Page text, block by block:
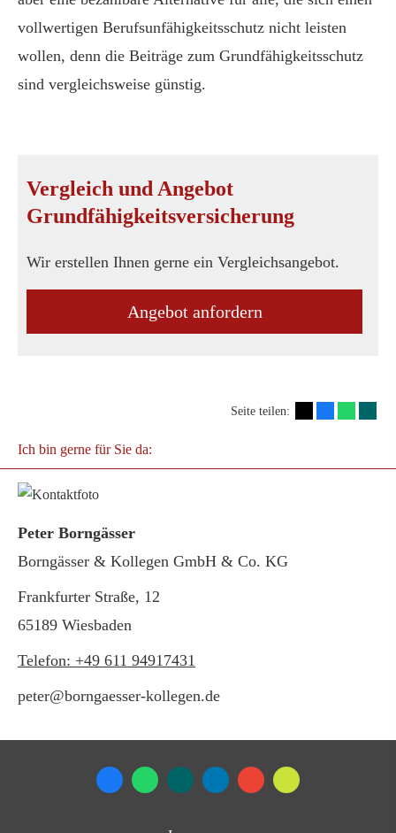
vollwertigen Berufs­unfähig­keitsschutz nicht leisten
wollen, denn die Beiträge zum Grundfähigkeitsschutz
sind vergleichsweise günstig.
Vergleich und Angebot
Grundfähigkeitsversicherung
Wir erstellen Ihnen gerne ein Vergleichsangebot.
An­ge­bot an­for­dern
Seite teilen:
Ich bin gerne für Sie da:
Peter Borngässer
Borngässer & Kollegen GmbH & Co. KG
Frankfurter Straße, 12
65189 Wiesbaden
Telefon: +49 611 94917431
peter@borngaesser-kollegen.de